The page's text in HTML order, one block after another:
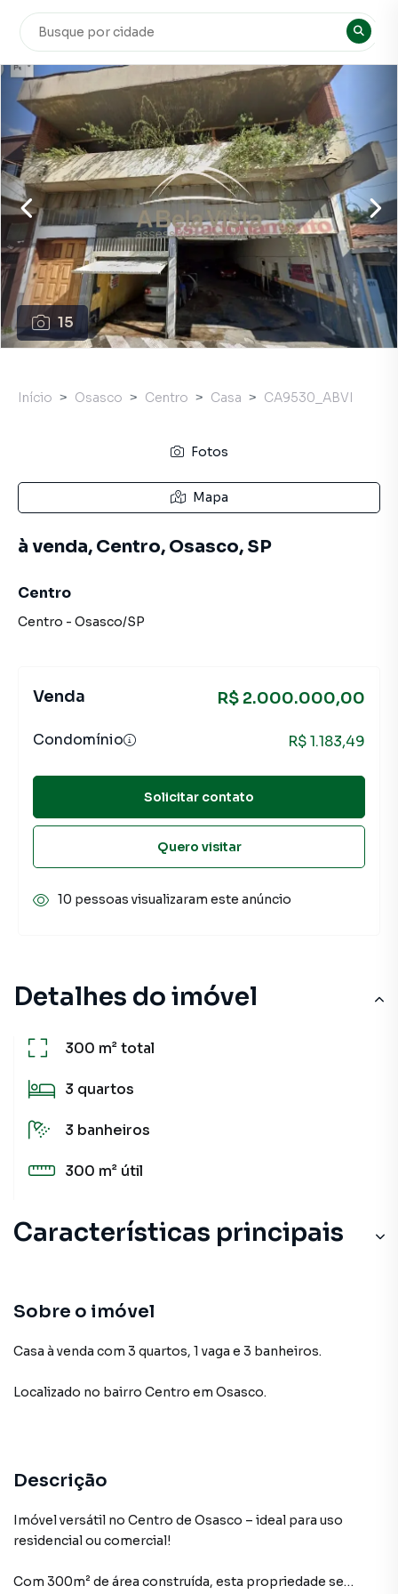
15
Detalhes do imóvel
300 m²total
3 quartos
3 banheiros
300 m² útil
Características principais
Sobre o imóvel
Casa à venda com 3 quartos, 1 vaga e 3 banheiros.
Localizado no bairro Centro em Osasco.
Descrição
Imóvel versátil no Centro de Osasco – ideal para uso
residencial ou comercial!
Com 300m² de área construída, esta propriedade se
Início Osasco Centro Casa CA9530_ABVI
Fotos
Mapa
à venda, Centro, Osasco, SP
Centro
Centro - Osasco/SP
Venda R$ 2.000.000,00
Condomínio R$ 1.183,49
Solicitar contato
Quero visitar
10 pessoas visualizaram este anúncio